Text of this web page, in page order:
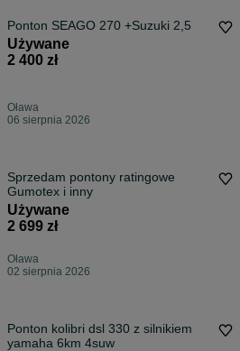
Ponton SEAGO 270 +Suzuki 2,5
Używane
2 400 zł
Oława
06 sierpnia 2026
Sprzedam pontony ratingowe
Gumotex i inny
Używane
2 699 zł
Oława
02 sierpnia 2026
Ponton kolibri dsl 330 z silnikiem
yamaha 6km 4suw